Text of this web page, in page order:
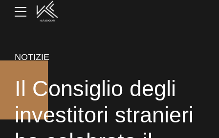
NOTIZIE
Il Consiglio degli
investitori stranieri